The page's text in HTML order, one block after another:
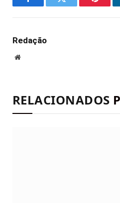
FacebookTwitter
Redação
Site
RELACIONADOS